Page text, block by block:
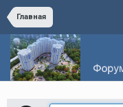
Главная